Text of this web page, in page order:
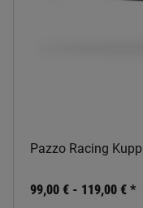
Pazzo Racing
99,00 € - 119,00 € *